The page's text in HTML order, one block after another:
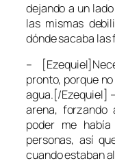
dejando a un
las mismas
dónde sacaba las
–
pronto, porque
agua.[/Ezequiel]
arena,
poder me
personas, así
cuando estaban